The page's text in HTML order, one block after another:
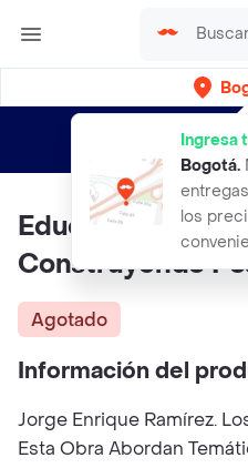
Ingresa
Bogotá.
los
envíos gratis
Educar. El Desafio
Construyendo
Agotado
Información del
Jorge Enrique Ramírez.
Esta Obra Abordan